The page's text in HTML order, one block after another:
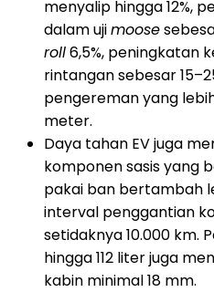
menyalip hingga 12%,
dalam ujimoose
roll6,5%, peningkatan
rintangan sebesar
pengereman yang
meter.
Daya tahan EV juga
komponen sasis yang
pakai ban bertambah
interval penggantian
setidaknya 10.000 km.
hingga 112 liter juga
kabin minimal 18 mm.